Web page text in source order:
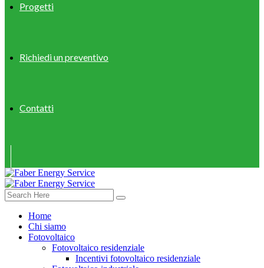
Progetti
Richiedi un preventivo
Contatti
Home
Chi siamo
Fotovoltaico
Fotovoltaico residenziale
Incentivi fotovoltaico residenziale